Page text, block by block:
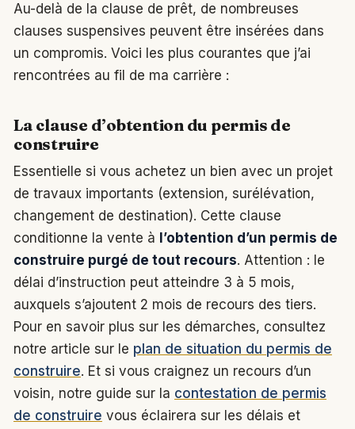
Au-delà de la clause de prêt, de nombreuses
clauses suspensives peuvent être insérées dans
un compromis. Voici les plus courantes que j’ai
rencontrées au fil de ma carrière :
La clause d’obtention du permis de
construire
Essentielle si vous achetez un bien avec un projet
de travaux importants (extension, surélévation,
changement de destination). Cette clause
conditionne la vente à l’obtention d’un permis de
construire purgé de tout recours. Attention : le
délai d’instruction peut atteindre 3 à 5 mois,
auxquels s’ajoutent 2 mois de recours des tiers.
Pour en savoir plus sur les démarches, consultez
notre article sur le plan de situation du permis de
construire. Et si vous craignez un recours d’un
voisin, notre guide sur la contestation de permis
de construire vous éclairera sur les délais et